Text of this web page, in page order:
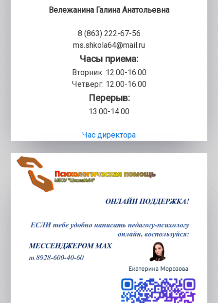
Вележанина Галина Анатольевна
8 (863) 222-67-56
ms.shkola64@mail.ru
Часы приема:
Вторник: 12.00-16.00
Четверг: 12.00-16.00
Перерыв:
13.00-14.00
Час директора